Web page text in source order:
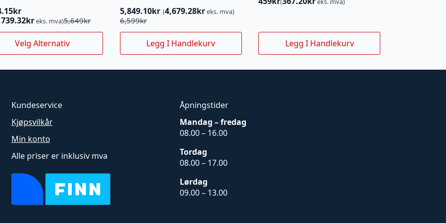
5,649kr
kr
kreks. mva)
Velg Alternativ
6,599kr
Opprinnelig
pris
6,599kr.
5,849.10kr
Nåværende
pris
5,849.10kr.
(4,679.28kreks. mva)
Legg I Handlekurv Legg I Handlekurv
Kundeservice
Kjøpsvilkår
Min konto
Alle priser er inklusiv mva
Åpningstider
Mandag – fredag
08.00 – 16.00
Tordag
08.00 – 17.00
Lørdag
09.00 – 13.00